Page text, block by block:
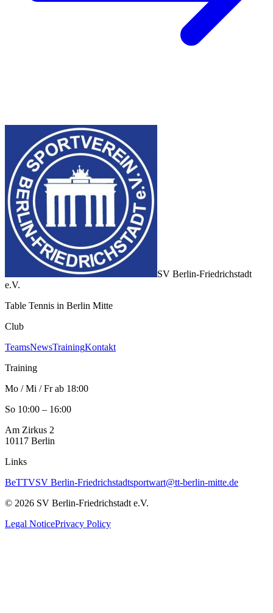
SV Berlin-Friedrichstadt
e.V.
Table Tennis in Berlin Mitte
Club
TeamsNewsTrainingKontakt
Training
Mo / Mi / Fr ab 18:00
So 10:00 – 16:00
Am Zirkus 2
10117 Berlin
Links
BeTTVSV Berlin-Friedrichstadtsportwart@tt-berlin-mitte.de
© 2026 SV Berlin-Friedrichstadt e.V.
Legal NoticePrivacy Policy